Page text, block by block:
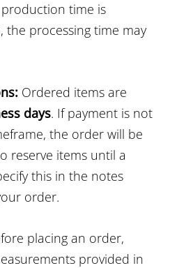
production time is
processing time may
Ordered items are
days. If payment is not
the order will be
reserve items until a
this in the notes
order.
placing an order,
provided in